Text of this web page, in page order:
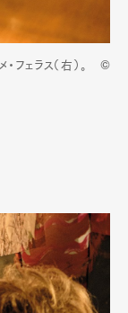
・フェラス（右）。 ©